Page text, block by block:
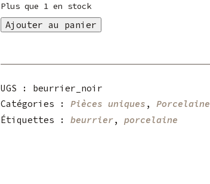
Plus que 1 en stock
quantité
de
noire
Ajouter au panier
UGS : beurrier_noir
Catégories :Pièces uniques ,Porcelaine
Étiquettes :beurrier,porcelaine